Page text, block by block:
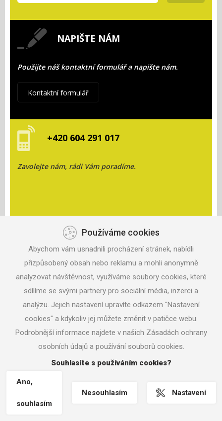
NAPIŠTE NÁM
Použijte náš kontaktní formulář a napište nám.
Kontaktní formulář
+420 604 291 017
Zavolejte nám, rádi Vám poradíme.
ANISPORT, S.R.O.
ZAHRADNÍ 330
687 06 VELEHRAD
TEL: +420 604 291 017
MAIL:ANISPORT@SEZNAM.CZ
NASTAVENÍ COOKIES
Používáme cookies
Abychom vám usnadnili procházení stránek, nabídli
přizpůsobený obsah nebo reklamu a mohli anonymně
analyzovat návštěvnost, využíváme soubory cookies, které
sdílíme se svými partnery pro sociální média, inzerci a
analýzu. Jejich nastavení upravíte odkazem "Nastavení
cookies" a kdykoliv jej můžete změnit v patičce webu.
Podrobnější informace najdete v našich Zásadách ochrany
osobních údajů a používání souborů cookies.
Souhlasíte s používáním cookies?
Ano,
souhlasím
Nesouhlasím Nastavení